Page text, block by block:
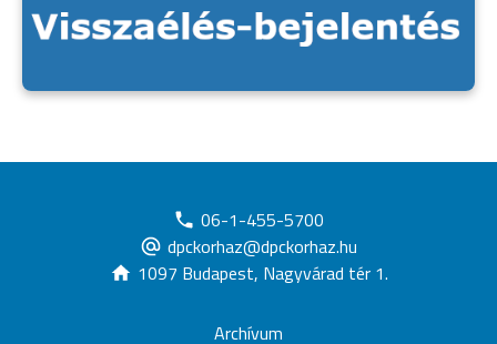
06-1-455-5700
dpckorhaz@dpckorhaz.hu
1097 Budapest, Nagyvárad tér 1.
Archívum